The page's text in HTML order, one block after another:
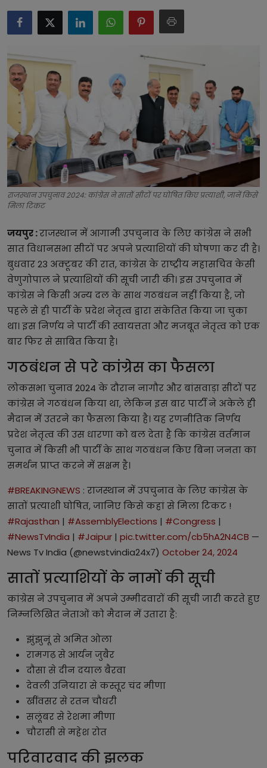
टेक्नोलॉजी
बिजनेस
राजस्थान उपचुनाव 2024: कांग्रेस ने सातों सीटों पर घोषित किए प्रत्याशी, जानें किसे
मिला टिकट
जयपुर :राजस्थान में आगामी उपचुनाव के लिए कांग्रेस ने सभी
सात विधानसभा सीटों पर अपने प्रत्याशियों की घोषणा कर दी है।
बुधवार 23 अक्टूबर की रात, कांग्रेस के राष्ट्रीय महासचिव केसी
वेणुगोपाल ने प्रत्याशियों की सूची जारी की। इस उपचुनाव में
कांग्रेस ने किसी अन्य दल के साथ गठबंधन नहीं किया है, जो
पहले से ही पार्टी के प्रदेश नेतृत्व द्वारा संकेतित किया जा चुका
था। इस निर्णय ने पार्टी की स्वायत्तता और मजबूत नेतृत्व को एक
बार फिर से साबित किया है।
गठबंधन से परे कांग्रेस का फैसला
लोकसभा चुनाव 2024 के दौरान नागौर और बांसवाड़ा सीटों पर
कांग्रेस ने गठबंधन किया था, लेकिन इस बार पार्टी ने अकेले ही
मैदान में उतरने का फैसला किया है। यह रणनीतिक निर्णय
प्रदेश नेतृत्व की उस धारणा को बल देता है कि कांग्रेस वर्तमान
चुनाव में किसी भी पार्टी के साथ गठबंधन किए बिना जनता का
समर्थन प्राप्त करने में सक्षम है।
#BREAKINGNEWS : राजस्थान में उपचुनाव के लिए कांग्रेस के
सातों प्रत्याशी घोषित, जानिए किसे कहां से मिला टिकट !
#Rajasthan | #AssemblyElections | #Congress |
#NewsTvIndia | #Jaipur | pic.twitter.com/cb5hA2N4CB —
News Tv India (@newstvindia24x7) October 24, 2024
सातों प्रत्याशियों के नामों की सूची
कांग्रेस ने उपचुनाव में अपने उम्मीदवारों की सूची जारी करते हुए
निम्नलिखित नेताओं को मैदान में उतारा है:
झुंझुनूं से अमित ओला
रामगढ़ से आर्यन जुबैर
दौसा से दीन दयाल बैरवा
देवली उनियारा से कस्तूर चंद मीणा
खींवसर से रतन चौधरी
सलूंबर से रेशमा मीणा
चौरासी से महेश रोत
परिवारवाद की झलक